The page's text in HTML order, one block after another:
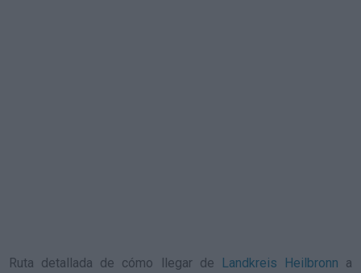
Ruta detallada de cómo llegar de Landkreis Heilbronn a